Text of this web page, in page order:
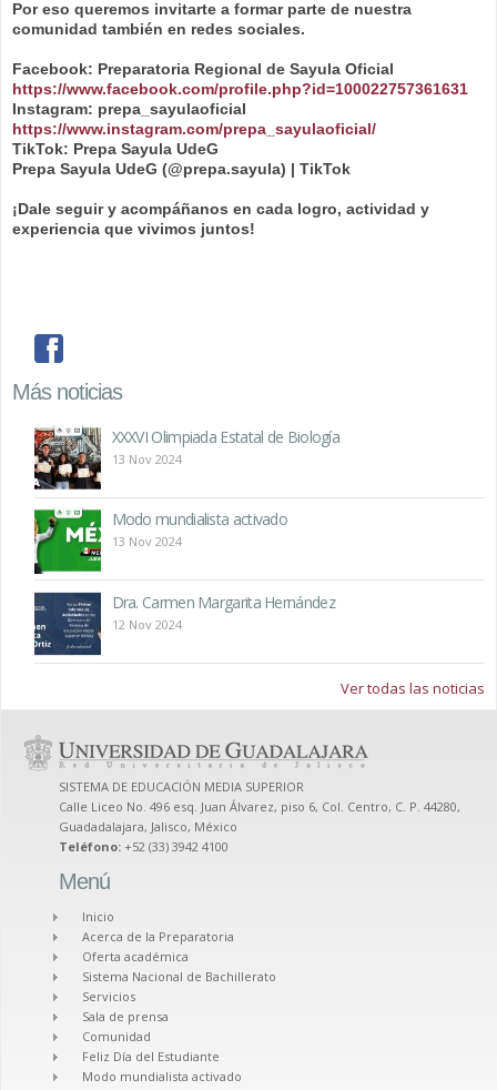
Por eso queremos invitarte a formar parte de nuestra
comunidad también en redes sociales.
Facebook: Preparatoria Regional de Sayula Oficial
https://www.facebook.com/profile.php?id=100022757361631
Instagram: prepa_sayulaoficial
https://www.instagram.com/prepa_sayulaoficial/
TikTok: Prepa Sayula UdeG
Prepa Sayula UdeG (@prepa.sayula) | TikTok
¡Dale seguir y acompáñanos en cada logro, actividad y
experiencia que vivimos juntos!
Más noticias
XXXVI Olimpiada Estatal de Biología
13 Nov 2024
Modo mundialista activado
13 Nov 2024
Dra. Carmen Margarita Hernández
12 Nov 2024
Ver todas las noticias
SISTEMA DE EDUCACIÓN MEDIA SUPERIOR
Calle Liceo No. 496 esq. Juan Álvarez, piso 6, Col. Centro, C. P. 44280,
Guadadalajara, Jalisco, México
Teléfono: +52 (33) 3942 4100
Menú
Inicio
Acerca de la Preparatoria
Oferta académica
Sistema Nacional de Bachillerato
Servicios
Sala de prensa
Comunidad
Feliz Día del Estudiante
Modo mundialista activado